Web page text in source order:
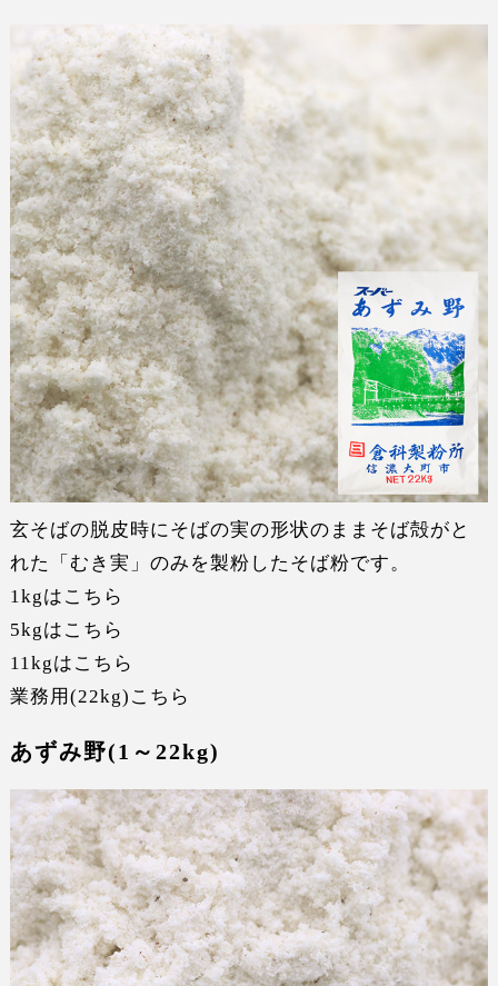
玄そばの脱皮時にそばの実の形状のままそば殻がと
れた「むき実」のみを製粉したそば粉です。
1kgはこちら
5kgはこちら
11kgはこちら
業務用(22kg)こちら
あずみ野(1～22kg)